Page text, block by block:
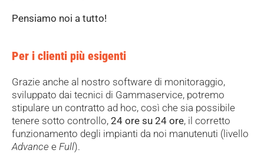
Pensiamo noi a tutto!
Per i clienti più esigenti
Grazie anche al nostro software di monitoraggio,
sviluppato dai tecnici di Gammaservice, potremo
stipulare un contratto ad hoc, così che sia possibile
tenere sotto controllo, 24 ore su 24 ore, il corretto
funzionamento degli impianti da noi manutenuti (livello
Advance e Full).